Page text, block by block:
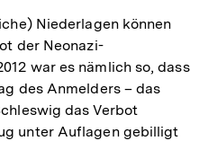
Niederlagen können
der Neonazi-
war es nämlich so, dass
des Anmelders – das
das Verbot
unter Auflagen gebilligt